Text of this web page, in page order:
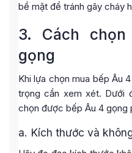
bề mặt để tránh gây cháy
3. Cách
gọng
Khi lựa chọn mua bếp Âu
trọng cần xem xét. Dưới
chọn được bếp Âu 4 gọng
a. Kích thước và